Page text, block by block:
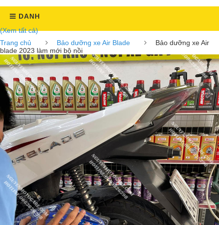
DANH
(Xem tất cả)
Trang chủ
Bảo dưỡng xe Air Blade
Bảo dưỡng xe Air
blade 2023 làm mới bộ nồi